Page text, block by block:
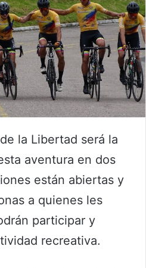
la Libertad será la
aventura en dos
están abiertas y
a quienes les
participar y
recreativa.